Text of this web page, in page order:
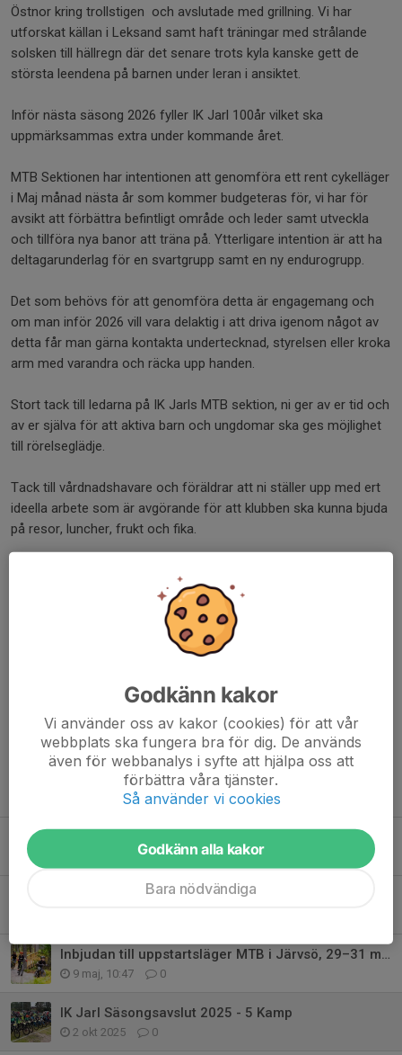
Östnor kring trollstigen och avslutade med grillning. Vi har
utforskat källan i Leksand samt haft träningar med strålande
solsken till hällregn där det senare trots kyla kanske gett de
största leendena på barnen under leran i ansiktet.
Inför nästa säsong 2026 fyller IK Jarl 100år vilket ska
uppmärksammas extra under kommande året.
MTB Sektionen har intentionen att genomföra ett rent cykelläger
i Maj månad nästa år som kommer budgeteras för, vi har för
avsikt att förbättra befintligt område och leder samt utveckla
och tillföra nya banor att träna på. Ytterligare intention är att ha
deltagarunderlag för en svartgrupp samt en ny endurogrupp.
Det som behövs för att genomföra detta är engagemang och
om man inför 2026 vill vara delaktig i att driva igenom något av
detta får man gärna kontakta undertecknad, styrelsen eller kroka
arm med varandra och räcka upp handen.
Stort tack till ledarna på IK Jarls MTB sektion, ni ger av er tid och
av er själva för att aktiva barn och ungdomar ska ges möjlighet
till rörelseglädje.
Tack till vårdnadshavare och föräldrar att ni ställer upp med ert
ideella arbete som är avgörande för att klubben ska kunna bjuda
på resor, luncher, frukt och fika.
Tidigare nyheter
Viktigt! Hjälp oss genomföra årets Mörksuggejakt.
23 jun, 12:43 0
Inbjudan Tränings Tävling Lugnet Falu CK
Inbjudan till uppstartsläger MTB i Järvsö, 29–31 maj
9 maj, 10:47 0
IK Jarl Säsongsavslut 2025 - 5 Kamp
2 okt 2025 0
Godkänn kakor
Vi använder oss av kakor (cookies) för att vår
webbplats ska fungera bra för dig. De används
även för webbanalys i syfte att hjälpa oss att
förbättra våra tjänster.
Så använder vi cookies
Godkänn alla kakor
Bara nödvändiga